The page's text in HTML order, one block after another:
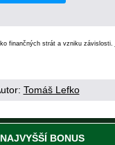
finančných strát a vzniku závislosti.
Tomáš Lefko
BONUS